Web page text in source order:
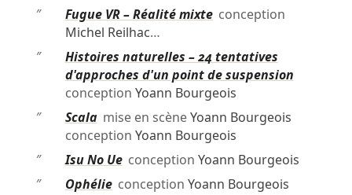
″
Fugue VR – Réalité mixteconception
Michel Reilhac…
″
Histoires naturelles – 24 tentatives
d'approches d'un point de suspension
conception Yoann Bourgeois
″
Scalamise en scèneYoann Bourgeois
conception Yoann Bourgeois
″
Isu No Ueconception Yoann Bourgeois
″
Ophélieconception Yoann Bourgeois